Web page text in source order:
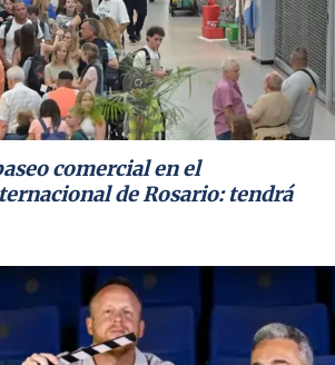
comercial en el
de Rosario: tendrá